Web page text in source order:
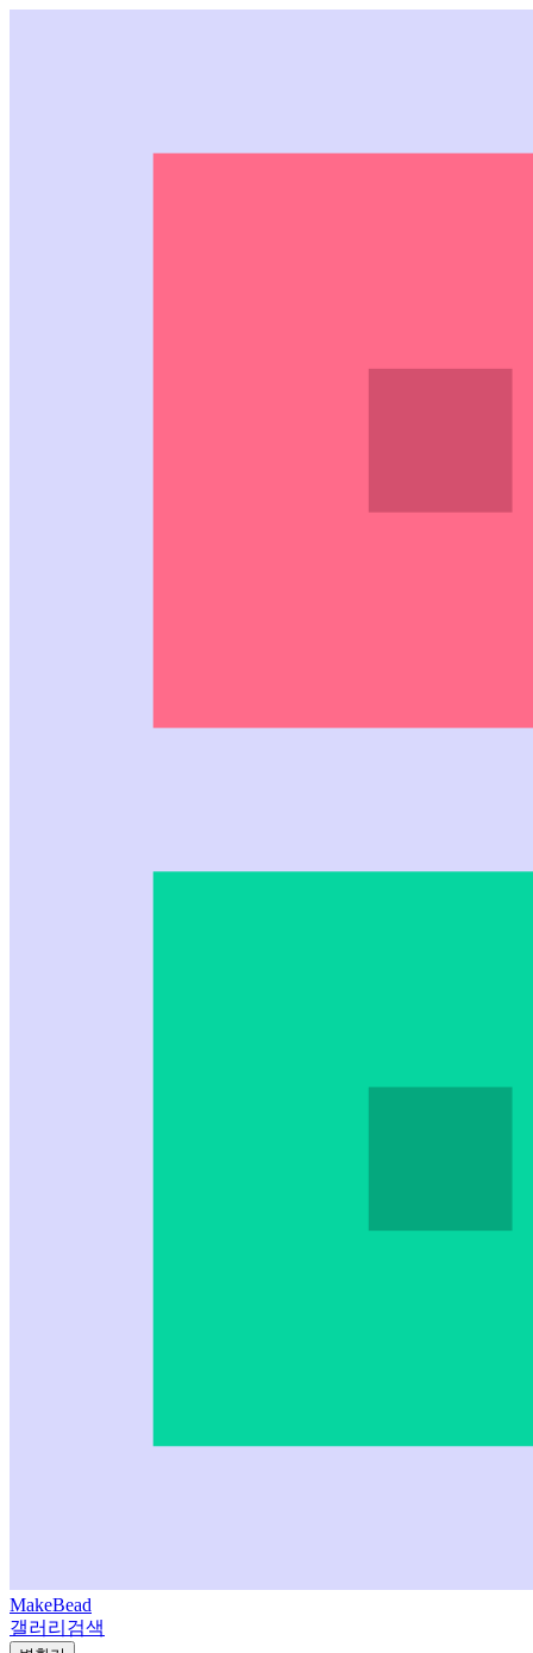
MakeBead
갤러리 검색